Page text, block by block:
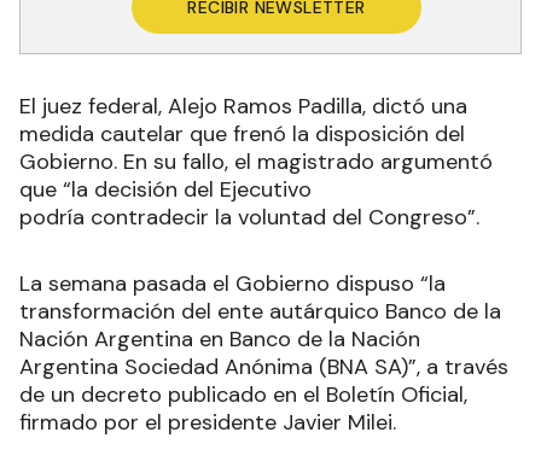
RECIBIR NEWSLETTER
El juez federal, Alejo Ramos Padilla, dictó una
medida cautelar que frenó la disposición del
Gobierno. En su fallo, el magistrado argumentó
que “la decisión del Ejecutivo
podría contradecir la voluntad del Congreso”.
La semana pasada el Gobierno dispuso “la
transformación del ente autárquico Banco de la
Nación Argentina en Banco de la Nación
Argentina Sociedad Anónima (BNA SA)”, a través
de un decreto publicado en el Boletín Oficial,
firmado por el presidente Javier Milei.